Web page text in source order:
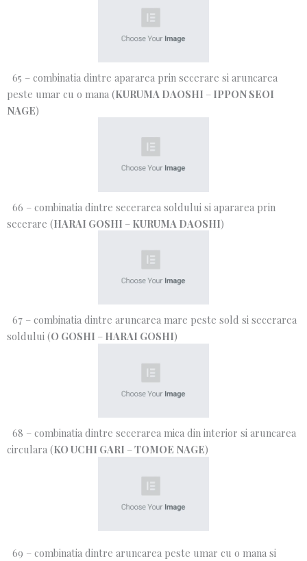
65 – combinatia dintre apararea prin secerare si aruncarea
peste umar cu o mana (KURUMA DAOSHI – IPPON SEOI
NAGE)
66 – combinatia dintre secerarea soldului si apararea prin
secerare (HARAI GOSHI – KURUMA DAOSHI)
67 – combinatia dintre aruncarea mare peste sold si secerarea
soldului (O GOSHI – HARAI GOSHI)
68 – combinatia dintre secerarea mica din interior si aruncarea
circulara (KO UCHI GARI –TOMOE NAGE)
69 – combinatia dintre aruncarea peste umar cu o mana si